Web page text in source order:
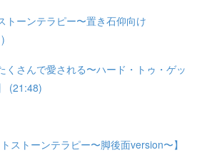
トーンテラピー〜置き石仰向け
くさんで愛される〜ハード・トゥ・ゲッ
(21:48)
ストーンテラピー〜脚後面version〜】